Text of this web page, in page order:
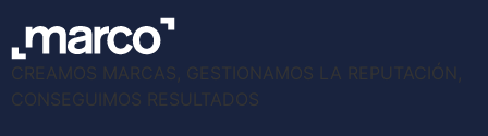
CREAMOS MARCAS, GESTIONAMOS LA REPUTACIÓN,
CONSEGUIMOS RESULTADOS